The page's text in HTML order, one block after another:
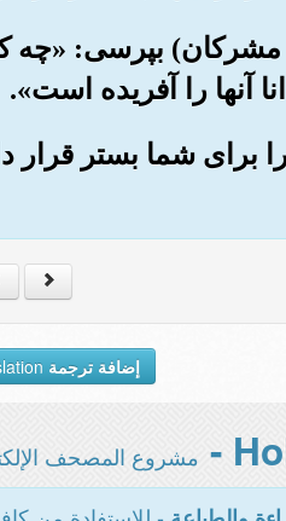
(= مشرکان) بپرسی:
آنها را آفریده است».
برای شما بستر قرار
إضافة ترجمة
مشروع المصحف